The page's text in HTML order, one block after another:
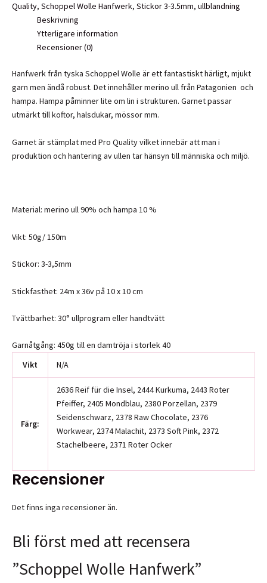
Quality, Schoppel Wolle Hanfwerk, Stickor 3-3.5mm, ullblandning
Beskrivning
Ytterligare information
Recensioner (0)
Hanfwerk från tyska Schoppel Wolle är ett fantastiskt härligt, mjukt
garn men ändå robust. Det innehåller merino ull från Patagonien och
hampa. Hampa påminner lite om lin i strukturen. Garnet passar
utmärkt till koftor, halsdukar, mössor mm.
Garnet är stämplat med Pro Quality vilket innebär att man i
produktion och hantering av ullen tar hänsyn till människa och miljö.
Material: merino ull 90% och hampa 10 %
Vikt: 50g/ 150m
Stickor: 3-3,5mm
Stickfasthet: 24m x 36v på 10 x 10 cm
Tvättbarhet: 30° ullprogram eller handtvätt
Garnåtgång: 450g till en damtröja i storlek 40
Vikt
N/A
Färg:
2636 Reif für die Insel, 2444 Kurkuma, 2443 Roter
Pfeiffer, 2405 Mondblau, 2380 Porzellan, 2379
Seidenschwarz, 2378 Raw Chocolate, 2376
Workwear, 2374 Malachit, 2373 Soft Pink, 2372
Stachelbeere, 2371 Roter Ocker
Recensioner
Det finns inga recensioner än.
Bli först med att recensera
”Schoppel Wolle Hanfwerk”